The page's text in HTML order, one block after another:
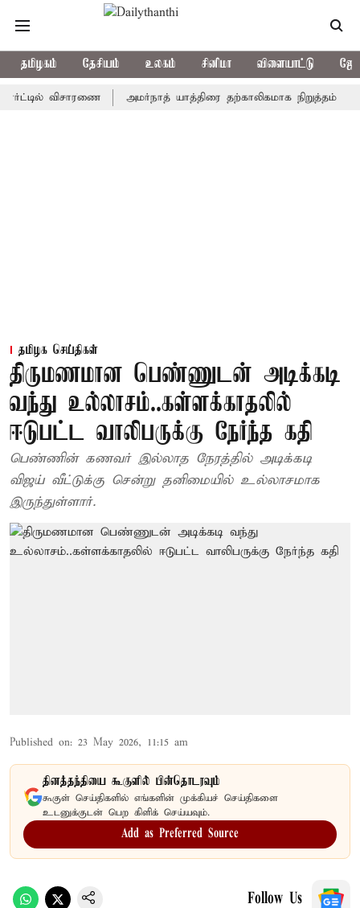
தமிழகம் தேசியம் உலகம் சினிமா விளையாட்டு
விசாரணை அமர்நாத் யாத்திரை தற்காலிகமாக நிறுத்தம்
தமிழக செய்திகள்
திருமணமான பெண்ணுடன் அடிக்கடி
வந்து உல்லாசம்..கள்ளக்காதலில்
ஈடுபட்ட வாலிபருக்கு நேர்ந்த கதி
பெண்ணின் கணவர் இல்லாத நேரத்தில் அடிக்கடி
விஜய் வீட்டுக்கு சென்று தனிமையில் உல்லாசமாக
இருந்துள்ளார்.
Published on: 23 May 2026, 11:15 am
தினத்தந்தியை கூகுளில் பின்தொடரவும்
கூகுள் செய்திகளில் எங்களின் முக்கியச் செய்திகளை
உடனுக்குடன் பெற கிளிக் செய்யவும்.
Add as Preferred Source
Follow Us